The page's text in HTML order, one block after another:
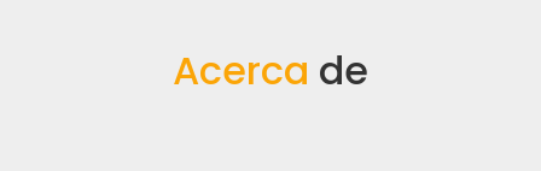
Acerca de